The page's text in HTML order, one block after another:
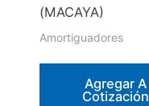
(MACAYA)
Amortiguadores
Agregar A
Cotización